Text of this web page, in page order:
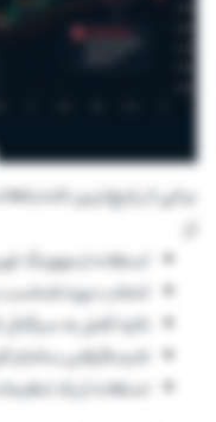
برخی از رایج‌ترین
از:
استفاده از مووینگ
انتخاب دوره
تکیه کامل به
نادیده‌گرفتن ساختار
استفاده از یک